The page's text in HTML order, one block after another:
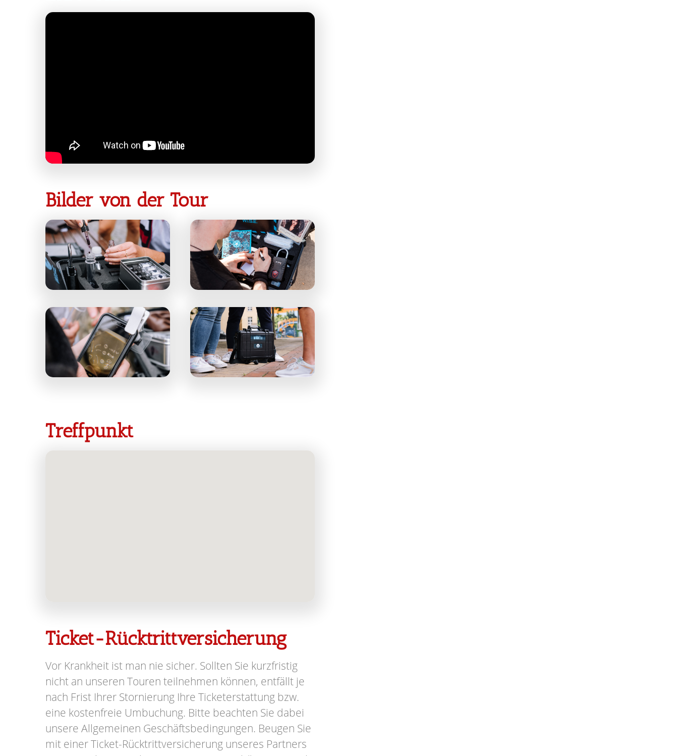
Bilder von der Tour
Treffpunkt
Ticket-Rücktrittversicherung
Vor Krankheit ist man nie sicher. Sollten Sie kurzfristig
nicht an unseren Touren teilnehmen können, entfällt je
nach Frist Ihrer Stornierung Ihre Ticketerstattung bzw.
eine kostenfreie Umbuchung. Bitte beachten Sie dabei
unsere Allgemeinen Geschäftsbedingungen. Beugen Sie
mit einer Ticket-Rücktrittversicherung unseres Partners